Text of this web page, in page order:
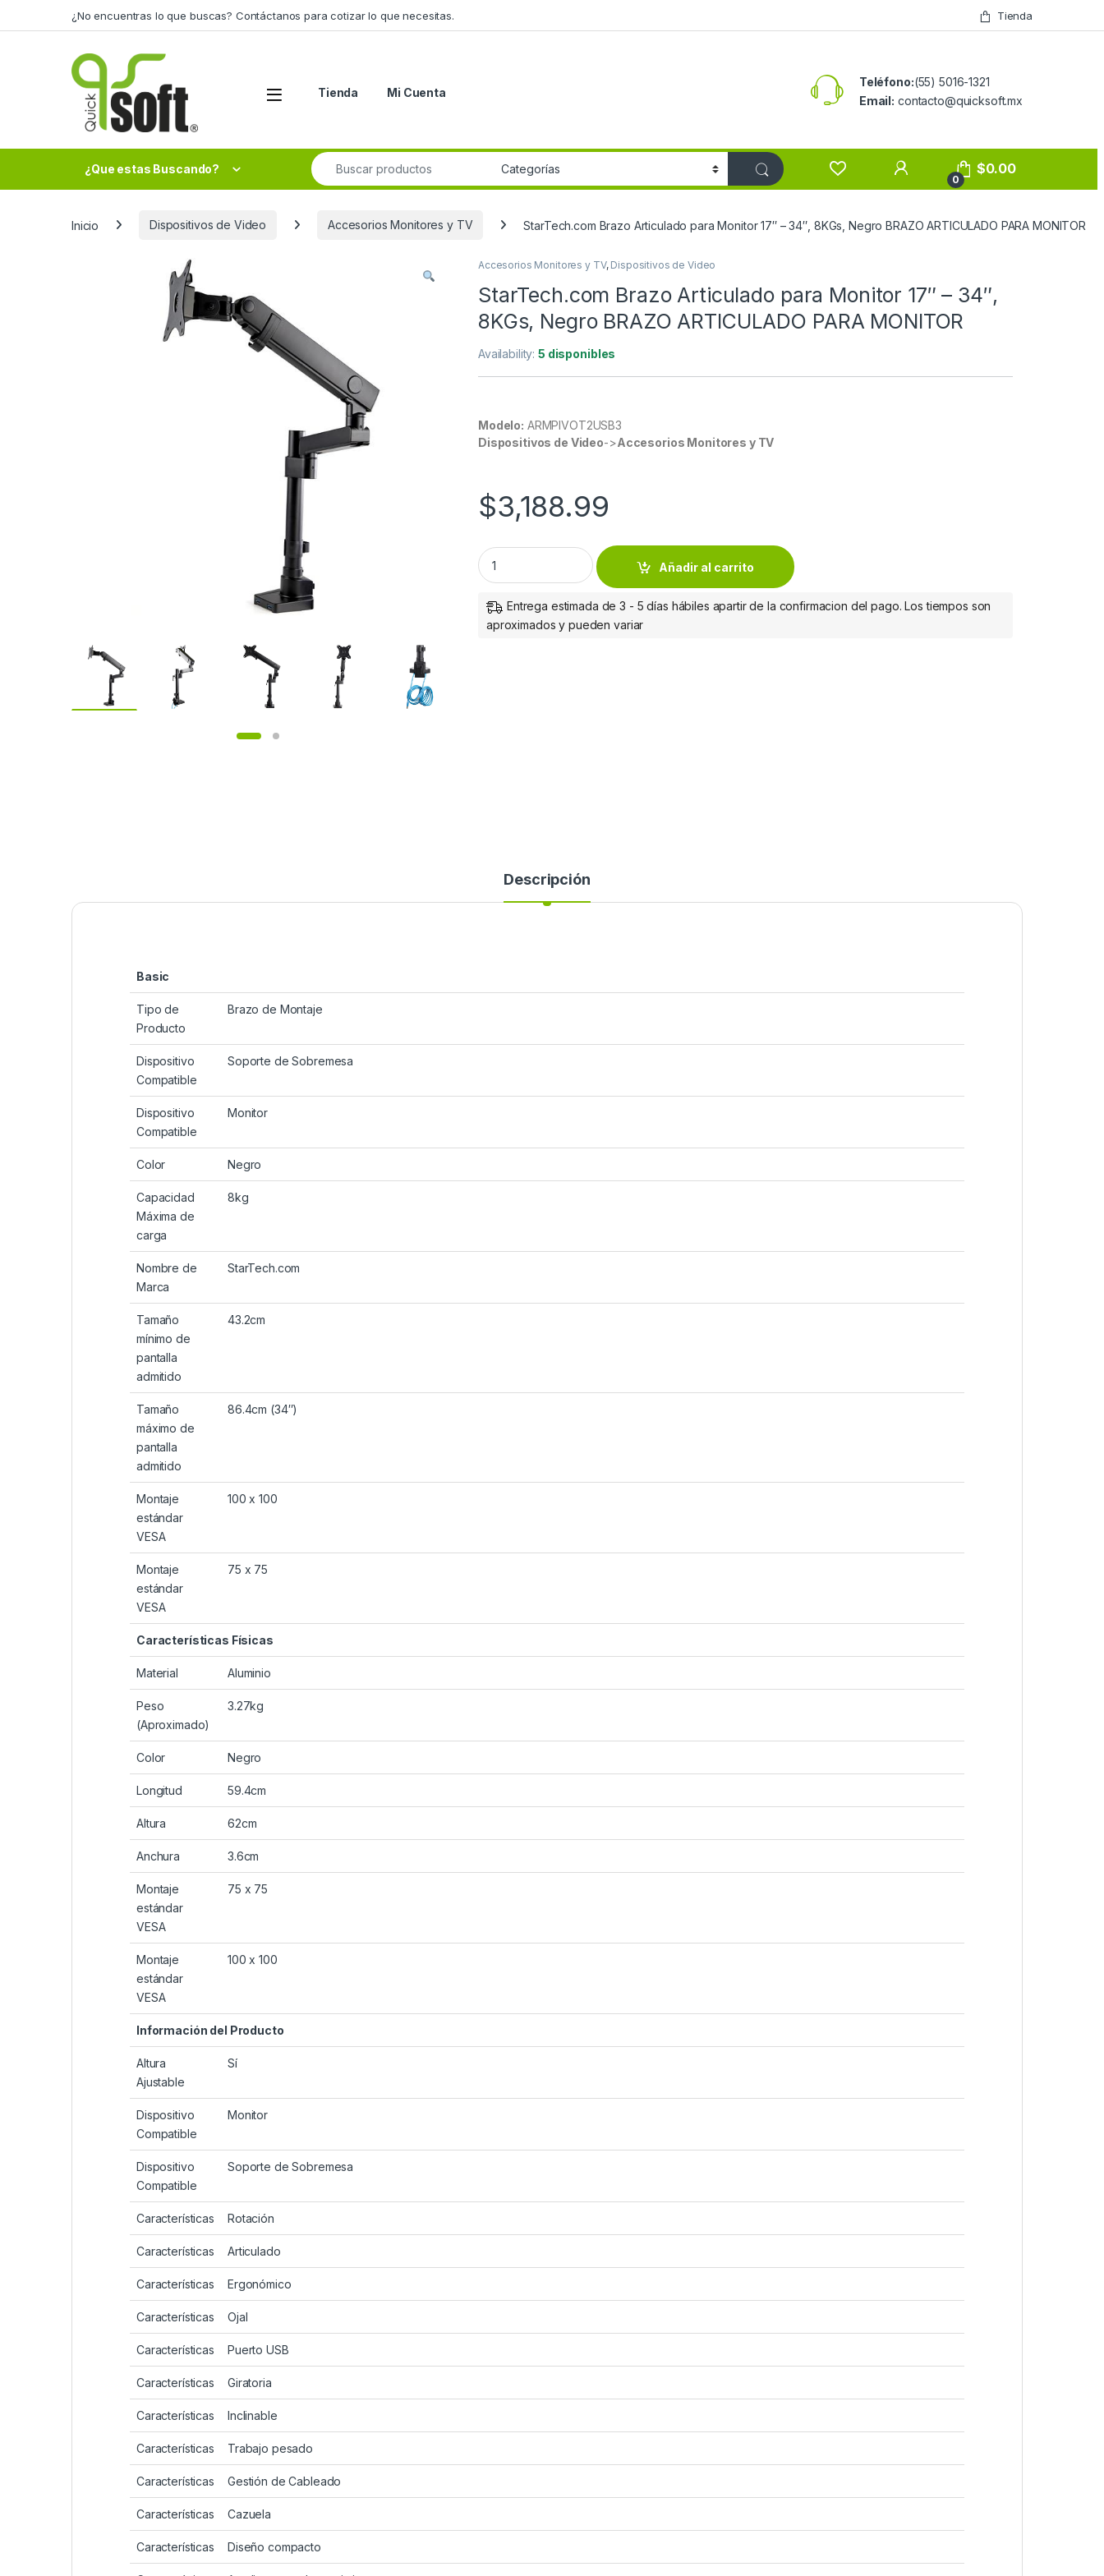
¿No encuentras lo que buscas? Contáctanos para cotizar lo que necesitas. Tienda
Tienda Mi Cuenta
Teléfono:(55) 5016-1321
Email: contacto@quicksoft.mx
¿Que estas Buscando?
Search for:
0
$0.00
Inicio Dispositivos de Video Accesorios Monitores y TV StarTech.com Brazo Articulado para Monitor 17″ – 34″, 8KGs, Negro BRAZO ARTICULADO PARA MONITOR
Accesorios Monitores y TV, Dispositivos de Video
StarTech.com Brazo Articulado para Monitor 17″ – 34″,
8KGs, Negro BRAZO ARTICULADO PARA MONITOR
Availability:5 disponibles
Modelo: ARMPIVOT2USB3
Dispositivos de Video->Accesorios Monitores y TV
$3,188.99
StarTech.com Brazo Articulado para Monitor 17" - 34", 8KGs, Negro BRAZO ARTICULADO PARA MONITOR
Añadir al carrito
Entrega estimada de 3 - 5 días hábiles apartir de la confirmacion del pago. Los tiempos son
aproximados y pueden variar
Descripción
Basic
Tipo de
Producto
Brazo de Montaje
Dispositivo
Compatible
Soporte de Sobremesa
Dispositivo
Compatible
Monitor
Color Negro
Capacidad
Máxima de
carga
8kg
Nombre de
Marca
StarTech.com
Tamaño
mínimo de
pantalla
admitido
43.2cm
Tamaño
máximo de
pantalla
admitido
86.4cm (34″)
Montaje
estándar
VESA
100 x 100
Montaje
estándar
VESA
75 x 75
Características Físicas
Material Aluminio
Peso
(Aproximado)
3.27kg
Color Negro
Longitud 59.4cm
Altura 62cm
Anchura 3.6cm
Montaje
estándar
VESA
75 x 75
Montaje
estándar
VESA
100 x 100
Información del Producto
Altura
Ajustable
Sí
Dispositivo
Compatible
Monitor
Dispositivo
Compatible
Soporte de Sobremesa
Características Rotación
Características Articulado
Características Ergonómico
Características Ojal
Características Puerto USB
Características Giratoria
Características Inclinable
Características Trabajo pesado
Características Gestión de Cableado
Características Cazuela
Características Diseño compacto